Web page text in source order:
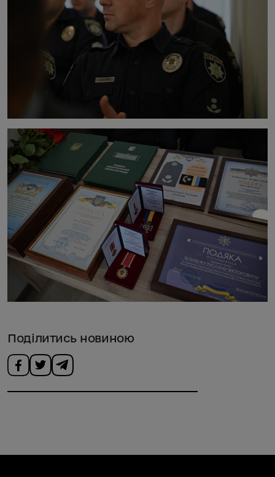
Поділитись новиною